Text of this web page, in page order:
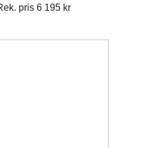
pris 6 195 kr